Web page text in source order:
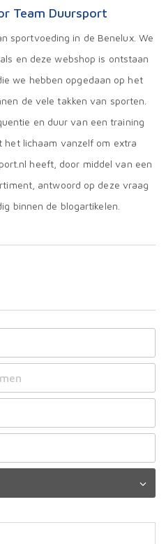
Team Duursport
sportvoeding in de Benelux. We
en deze webshop is ontstaan
we hebben opgedaan op het
de vele takken van sporten.
en duur van een training
het lichaam vanzelf om extra
heeft, door middel van een
antwoord op deze vraag
binnen de blogartikelen.